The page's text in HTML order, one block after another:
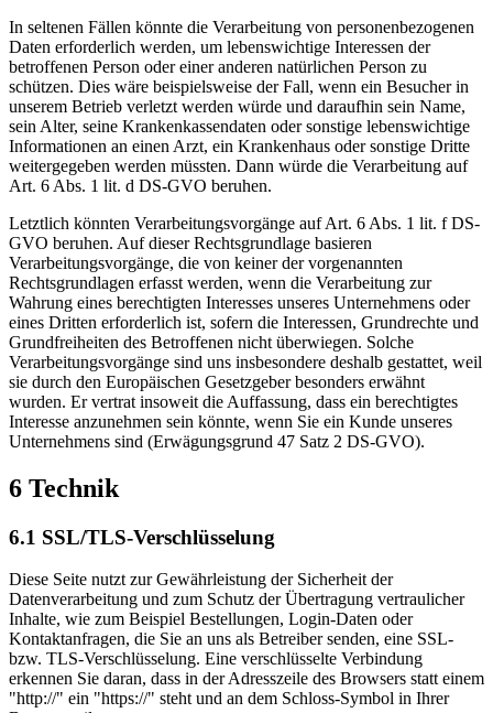
In seltenen Fällen könnte die Verarbeitung von personenbezogenen
Daten erforderlich werden, um lebenswichtige Interessen der
betroffenen Person oder einer anderen natürlichen Person zu
schützen. Dies wäre beispielsweise der Fall, wenn ein Besucher in
unserem Betrieb verletzt werden würde und daraufhin sein Name,
sein Alter, seine Krankenkassendaten oder sonstige lebenswichtige
Informationen an einen Arzt, ein Krankenhaus oder sonstige Dritte
weitergegeben werden müssten. Dann würde die Verarbeitung auf
Art. 6 Abs. 1 lit. d DS-GVO beruhen.
Letztlich könnten Verarbeitungsvorgänge auf Art. 6 Abs. 1 lit. f DS-
GVO beruhen. Auf dieser Rechtsgrundlage basieren
Verarbeitungsvorgänge, die von keiner der vorgenannten
Rechtsgrundlagen erfasst werden, wenn die Verarbeitung zur
Wahrung eines berechtigten Interesses unseres Unternehmens oder
eines Dritten erforderlich ist, sofern die Interessen, Grundrechte und
Grundfreiheiten des Betroffenen nicht überwiegen. Solche
Verarbeitungsvorgänge sind uns insbesondere deshalb gestattet, weil
sie durch den Europäischen Gesetzgeber besonders erwähnt
wurden. Er vertrat insoweit die Auffassung, dass ein berechtigtes
Interesse anzunehmen sein könnte, wenn Sie ein Kunde unseres
Unternehmens sind (Erwägungsgrund 47 Satz 2 DS-GVO).
6 Technik
6.1 SSL/TLS-Verschlüsselung
Diese Seite nutzt zur Gewährleistung der Sicherheit der
Datenverarbeitung und zum Schutz der Übertragung vertraulicher
Inhalte, wie zum Beispiel Bestellungen, Login-Daten oder
Kontaktanfragen, die Sie an uns als Betreiber senden, eine SSL-
bzw. TLS-Verschlüsselung. Eine verschlüsselte Verbindung
erkennen Sie daran, dass in der Adresszeile des Browsers statt einem
"http://" ein "https://" steht und an dem Schloss-Symbol in Ihrer